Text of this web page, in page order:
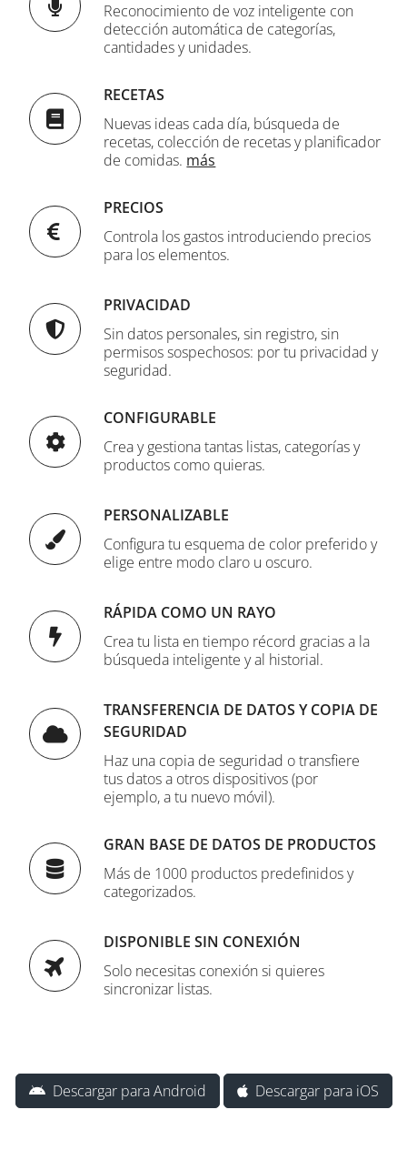
Reconocimiento de voz inteligente con
detección automática de categorías,
cantidades y unidades.
RECETAS
Nuevas ideas cada día, búsqueda de
recetas, colección de recetas y planificador
de comidas. más
PRECIOS
Controla los gastos introduciendo precios
para los elementos.
PRIVACIDAD
Sin datos personales, sin registro, sin
permisos sospechosos: por tu privacidad y
seguridad.
CONFIGURABLE
Crea y gestiona tantas listas, categorías y
productos como quieras.
PERSONALIZABLE
Configura tu esquema de color preferido y
elige entre modo claro u oscuro.
RÁPIDA COMO UN RAYO
Crea tu lista en tiempo récord gracias a la
búsqueda inteligente y al historial.
TRANSFERENCIA DE DATOS Y COPIA DE
SEGURIDAD
Haz una copia de seguridad o transfiere
tus datos a otros dispositivos (por
ejemplo, a tu nuevo móvil).
GRAN BASE DE DATOS DE PRODUCTOS
Más de 1000 productos predefinidos y
categorizados.
DISPONIBLE SIN CONEXIÓN
Solo necesitas conexión si quieres
sincronizar listas.
Descargar para Android Descargar para iOS